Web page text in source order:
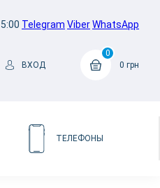
Telegram ViberWhatsApp
ВХОД
0
0 грн
ТЕЛЕФОНЫ